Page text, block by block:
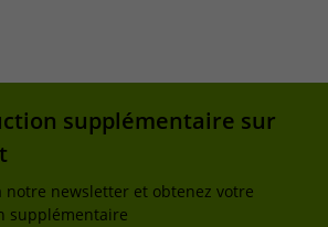
supplémentaire sur
notre newsletter et obtenez votre
supplémentaire